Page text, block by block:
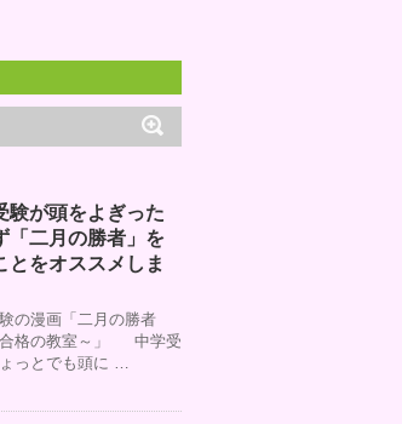
験が頭をよぎった
「二月の勝者」を
とをオススメしま
の漫画「二月の勝者
合格の教室～」 中学受
っとでも頭に …